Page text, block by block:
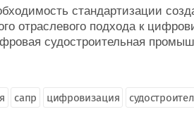
стандартизации
отраслевого подхода к
судостроительная
сапр цифровизация